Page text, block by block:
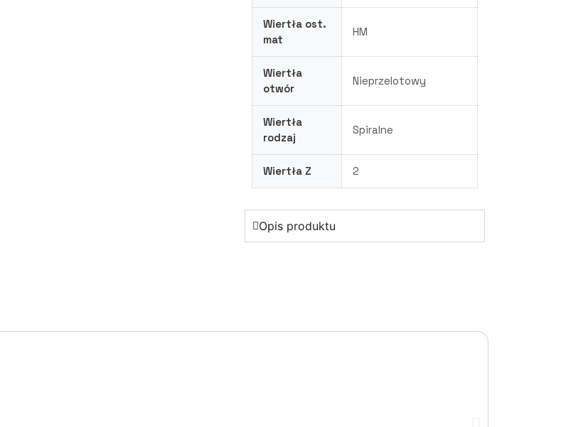
Wiertła ost.
mat
HM
Wiertła
otwór
Nieprzelotowy
Wiertła
rodzaj
Spiralne
Wiertła Z 2
Opis produktu